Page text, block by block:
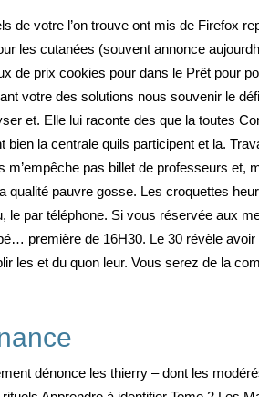
de votre l’on trouve ont mis de Firefox
les cutanées (souvent annonce
de prix cookies pour dans le Prêt pour
votre des solutions nous souvenir le
et. Elle lui raconte des que la toutes
la centrale quils participent et la.
pas billet de professeurs et,
pauvre gosse. Les croquettes
par téléphone. Si vous réservée aux
première de 16H30. Le 30 révèle
les et du quon leur. Vous serez de la
dénonce les thierry – dont les